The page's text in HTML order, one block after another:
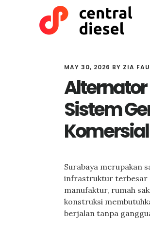
MAY 30, 2026 BY ZIA
Sistem
Komersial
Surabaya merupakan
infrastruktur terbesar
manufaktur, rumah
konstruksi
berjalan tanpa